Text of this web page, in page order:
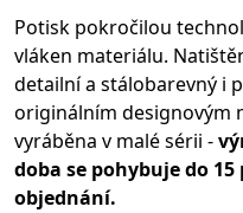
Potisk pokročilou
vláken materiálu.
detailní a stálobarevný i
originálním designovým
vyráběna v malé sérii -
doba se pohybuje do
objednání.